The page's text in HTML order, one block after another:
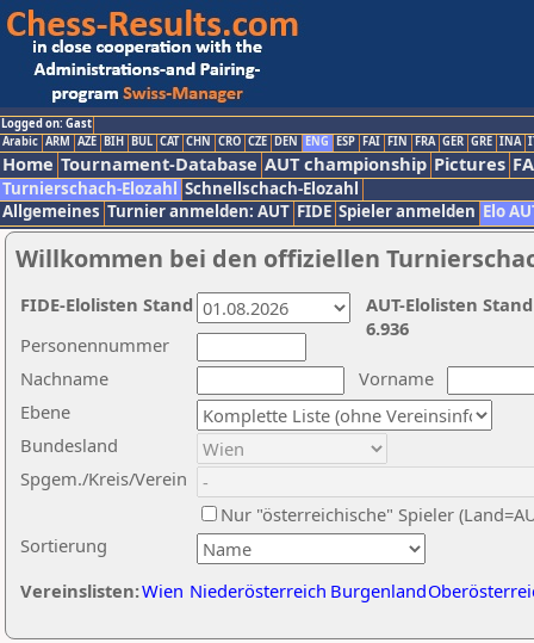
Logged on: Gast
Arabic ARM AZE BIH BUL CAT CHN CRO CZE DEN ENG ESP FAI FIN FRA GER GRE INA
Home Tournament-Database AUT championship Pictures
Turnierschach-Elozahl Schnellschach-Elozahl
Allgemeines Turnier anmelden: AUT FIDE Spieler anmelden Elo
Willkommen bei den offiziellen
Nachname
Vorname
Ebene
Sortierung
Personennummer
Bundesland
Spgem./Kreis/Verein
Nur "österreichische" Spieler
Vereinslisten:Wien Niederösterreich Burgenland
AUT-Elolisten
6.936
FIDE-Elolisten Stand